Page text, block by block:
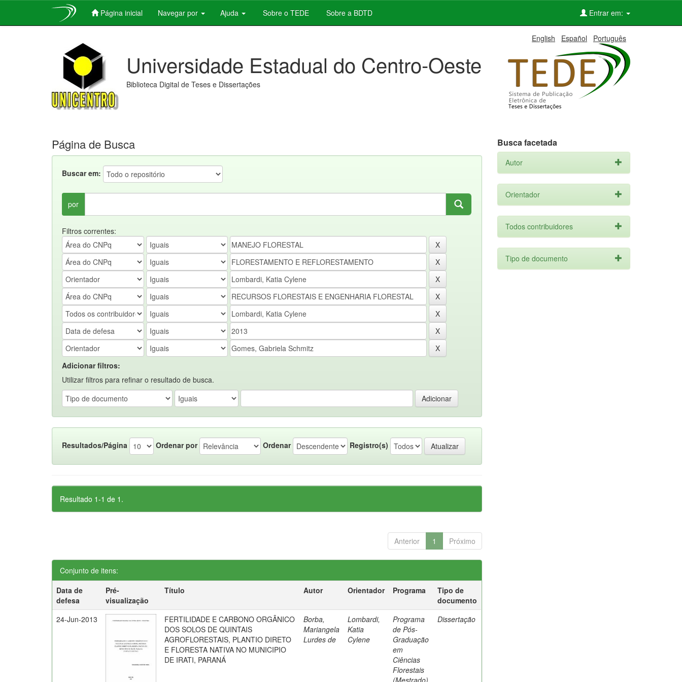
Página inicial Navegar por Ajuda Sobre o TEDE Sobre a BDTD Entrar em:
English Español Português
Universidade Estadual do Centro-Oeste
Biblioteca Digital de Teses e Dissertações
Página de Busca
Buscar em:
por
Filtros correntes:
Adicionar filtros:
Utilizar filtros para refinar o resultado de busca.
Resultados/Página Ordenar por Ordenar Registro(s)
Resultado 1-1 de 1.
Anterior 1 Próximo
Conjunto de itens:
Data de
defesa
Pré-
visualização
Título Autor Orientador Programa
Tipo de
documento
24-Jun-2013
FERTILIDADE E CARBONO ORGÂNICO
DOS SOLOS DE QUINTAIS
AGROFLORESTAIS, PLANTIO DIRETO
E FLORESTA NATIVA NO MUNICIPIO
DE IRATI, PARANÁ
Borba,
Mariangela
Lurdes de
Lombardi,
Katia
Cylene
Programa
de Pós-
Graduação
em
Ciências
Florestais
(Mestrado)
Dissertação
Busca facetada
Autor
Orientador
Todos contribuidores
Tipo de documento